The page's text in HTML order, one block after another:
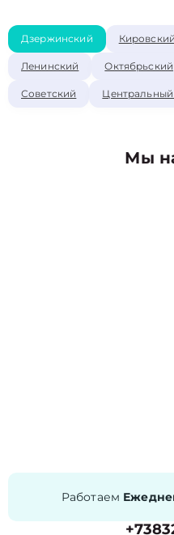
Дзержинский Кировский
Ленинский Октябрьский
Советский Центральный
Мы
Работаем